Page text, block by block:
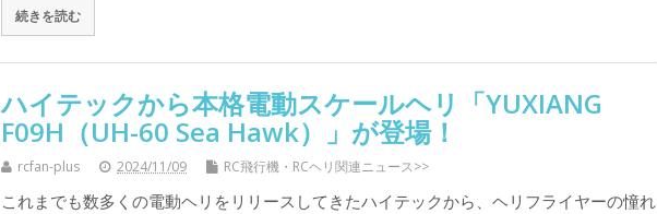
続きを読む
ハイテックから本格電動スケールヘリ「YUXIANG
F09H（UH-60 Sea Hawk）」が登場！
rcfan-plus 2024/11/09 RC飛行機・RCヘリ関連ニュース>>
これまでも数多くの電動ヘリをリリースしてきたハイテックから、ヘリフライヤーの憧れ